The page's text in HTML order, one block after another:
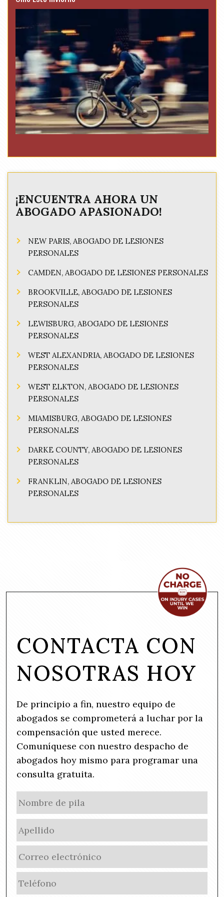
¡ENCUENTRA AHORA UN
ABOGADO APASIONADO!
NEW PARIS, ABOGADO DE LESIONES
PERSONALES
CAMDEN, ABOGADO DE LESIONES PERSONALES
BROOKVILLE, ABOGADO DE LESIONES
PERSONALES
LEWISBURG, ABOGADO DE LESIONES
PERSONALES
WEST ALEXANDRIA, ABOGADO DE LESIONES
PERSONALES
WEST ELKTON, ABOGADO DE LESIONES
PERSONALES
MIAMISBURG, ABOGADO DE LESIONES
PERSONALES
DARKE COUNTY, ABOGADO DE LESIONES
PERSONALES
FRANKLIN, ABOGADO DE LESIONES
PERSONALES
CONTACTA CON
NOSOTRAS HOY
De principio a fin, nuestro equipo de
abogados se comprometerá a luchar por la
compensación que usted merece.
Comuníquese con nuestro despacho de
abogados hoy mismo para programar una
consulta gratuita.
a
m
e
(
R
e
u
de
E
m
a
i
P
h